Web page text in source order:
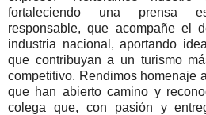
fortaleciendo una prensa
responsable, que acompañe el
industria nacional, aportando
que contribuyan a un turismo
competitivo. Rendimos homenaje
que han abierto camino y
colega que, con pasión y